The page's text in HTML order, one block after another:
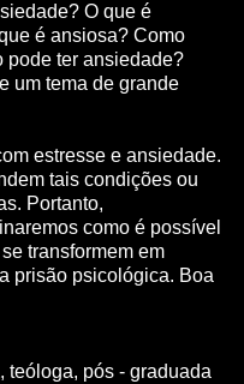
O que é
é ansiosa? Como
pode ter ansiedade?
um tema de grande
estresse e ansiedade.
tais condições ou
Portanto,
como é possível
transformem em
prisão psicológica. Boa
teóloga, pós - graduada